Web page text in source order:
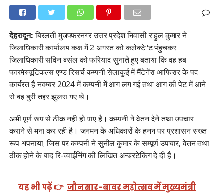
देहरादून:बिरलती मुजफ्फरनगर उत्तर प्रदेश निवासी राहुल कुमार ने
जिलाधिकारी कार्यालय कक्ष में 2 अगस्त को कलेक्टेªट पंहुचकर
जिलाधिकारी सविन बसंल को फरियाद सुनाते हुए बताया कि वह हब
फारमेस्यूटिकल्स एण्ड रिसर्च कम्पनी सेलाकुई में मैंटेनेंस आफिसर के पद
कार्यरत है नवम्बर 2024 में कम्पनी में आग लग गई तथा आग की पेट में आने
से वह बुरी तहर झुलस गए थे।
अभी पूर्ण रूप से ठीक नही हो पाए है। कम्पनी ने वेतन देने तथा उपचार
कराने से मना कर रही है। जनमन के अधिकारों के हनन पर प्रशासन सख्त
रूप अपनाया, जिस पर कम्पनी ने सुनील कुमार के सम्पूर्ण उपचार, वेतन तथा
ठीक होने के बाद रि-ज्वाईनिंग की लिखित अन्डरटेकिंग दे दी है।
यह भी पढ़ें 👉 जौनसार-बावर महोत्सव में मुख्यमंत्री